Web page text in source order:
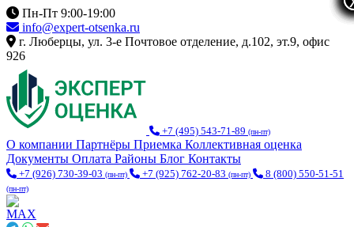
Пн-Пт 9:00-19:00
info@expert-otsenka.ru
г. Люберцы, ул. 3-е Почтовое отделение, д.102, эт.9, офис
926
+7 (495) 543-71-89 (пн-пт)
О компании Партнёры Приемка Коллективная оценка
Документы Оплата Районы Блог Контакты
+7 (926) 730-39-03 (пн-пт) +7 (925) 762-20-83 (пн-пт) 8 (800) 550-51-51
(пн-пт)